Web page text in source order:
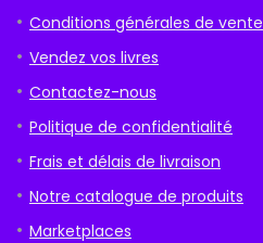
Conditions générales de vente
Vendez vos livres
Contactez-nous
Politique de confidentialité
Frais et délais de livraison
Notre catalogue de produits
Marketplaces